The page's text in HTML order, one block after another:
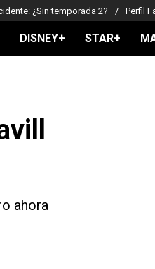
¿Sin temporada 2? Perfil
DISNEY+ STAR+
ahora